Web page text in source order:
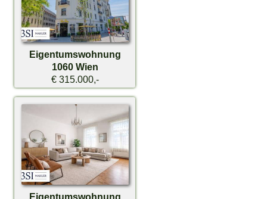
Eigentumswohnung
1060 Wien
€ 315.000,-
Eigentumswohnung